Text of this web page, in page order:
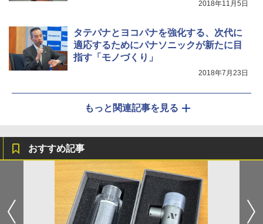
2018年11月5日
タテパナとヨコパナを強化する、次代に
適応するためにパナソニックが新たに目
指す「モノづくり」
2018年7月23日
もっと関連記事を見る
おすすめ記事